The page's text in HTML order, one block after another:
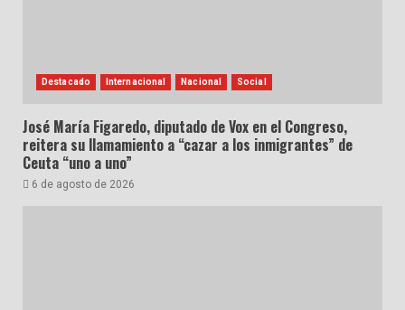
Destacado Internacional Nacional Social
José María Figaredo, diputado de Vox en el Congreso,
reitera su llamamiento a “cazar a los inmigrantes” de
Ceuta “uno a uno”
6 de agosto de 2026